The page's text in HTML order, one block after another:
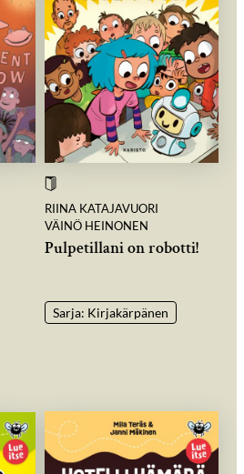
RIINA KATAJAVUORI
VÄINÖ HEINONEN
Pulpetillani on robotti!
Sarja: Kirjakärpänen